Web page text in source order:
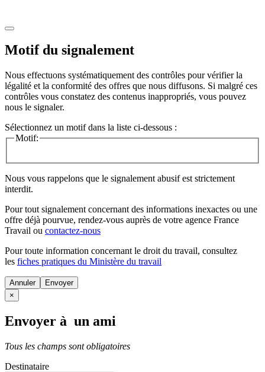
Motif du signalement
Nous effectuons systématiquement des contrôles pour vérifier la
légalité et la conformité des offres que nous diffusons. Si malgré ces
contrôles vous constatez des contenus inappropriés, vous pouvez
nous le signaler.
Sélectionnez un motif dans la liste ci-dessous :
Motif:
Nous vous rappelons que le signalement abusif est strictement
interdit.
Pour tout signalement concernant des informations inexactes ou une
offre déjà pourvue, rendez-vous auprès de votre agence France
Travail ou contactez-nous
Pour toute information concernant le droit du travail, consultez
les fiches pratiques du Ministère du travail
Annuler
×
Envoyer à un ami
Tous les champs sont obligatoires
Destinataire